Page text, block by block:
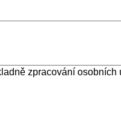
zpracování